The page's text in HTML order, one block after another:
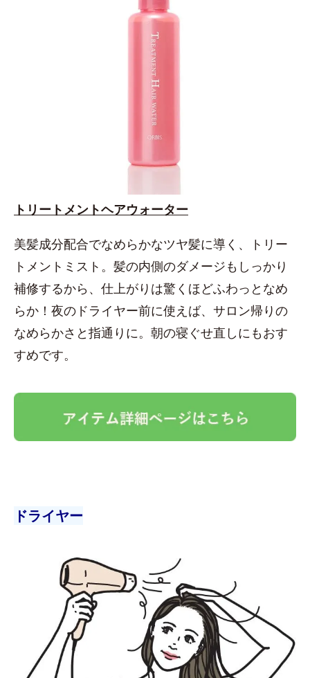
トリートメントヘアウォーター
美髪成分配合でなめらかなツヤ髪に導く、トリー
トメントミスト。髪の内側のダメージもしっかり
補修するから、仕上がりは驚くほどふわっとなめ
らか！夜のドライヤー前に使えば、サロン帰りの
なめらかさと指通りに。朝の寝ぐせ直しにもおす
すめです。
ドライヤー